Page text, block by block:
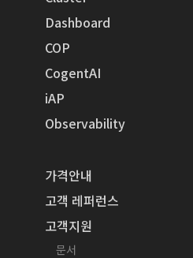
Dashboard
COP
CogentAI
iAP
Observability
가격안내
고객 레퍼런스
고객지원
문서